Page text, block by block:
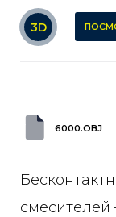
3D
6000.OBJ